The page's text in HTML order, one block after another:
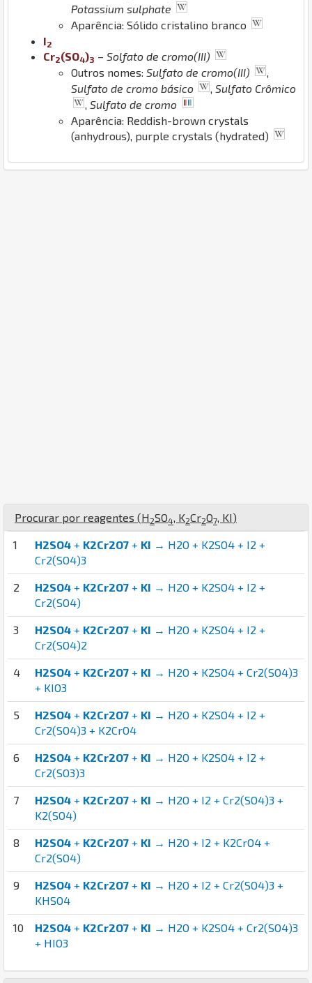
Potassium sulphate
Aparência: Sólido cristalino branco
I2
Cr2(SO4)3 – Solfato de cromo(III)
Outros nomes: Sulfato de cromo(III)
,
Sulfato de cromo básico
, Sulfato Crômico
, Sulfato de cromo
Aparência: Reddish-brown crystals
(anhydrous), purple crystals (hydrated)
Procurar por reagentes (H 2SO4, K2Cr2O7, KI)
1 H2SO4 + K2Cr2O7 + KI → H2O + K2SO4 + I2 +
Cr2(SO4)3
2 H2SO4 + K2Cr2O7 + KI → H2O + K2SO4 + I2 +
Cr2(SO4)
3 H2SO4 + K2Cr2O7 + KI → H2O + K2SO4 + I2 +
Cr2(SO4)2
4 H2SO4 + K2Cr2O7 + KI → H2O + K2SO4 + Cr2(SO4)3
+ KIO3
5 H2SO4 + K2Cr2O7 + KI → H2O + K2SO4 + I2 +
Cr2(SO4)3 + K2CrO4
6 H2SO4 + K2Cr2O7 + KI → H2O + K2SO4 + I2 +
Cr2(SO3)3
7 H2SO4 + K2Cr2O7 + KI → H2O + I2 + Cr2(SO4)3 +
K2(SO4)
8 H2SO4 + K2Cr2O7 + KI → H2O + I2 + K2CrO4 +
Cr2(SO4)
9 H2SO4 + K2Cr2O7 + KI → H2O + I2 + Cr2(SO4)3 +
KHSO4
10 H2SO4 + K2Cr2O7 + KI → H2O + K2SO4 + Cr2(SO4)3
+ HIO3